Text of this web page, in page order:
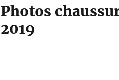
Photos
2019